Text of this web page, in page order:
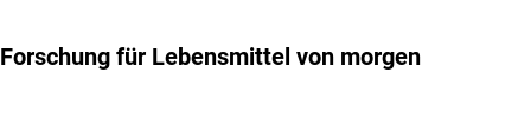
Forschung für Lebensmittel von morgen